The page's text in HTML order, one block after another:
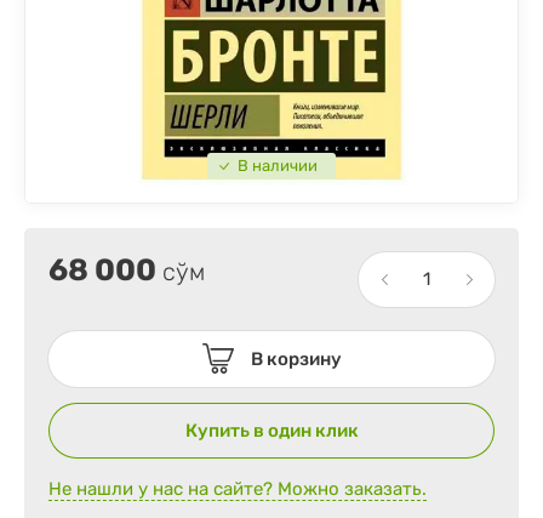
В наличии
68 000 сўм
В корзину
Купить в один клик
Не нашли у нас на сайте? Можно заказать.